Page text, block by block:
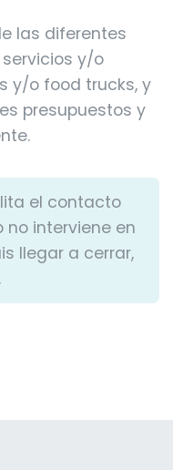
las diferentes
y/o
y/o food trucks, y
presupuestos y
el contacto
no interviene en
llegar a cerrar,